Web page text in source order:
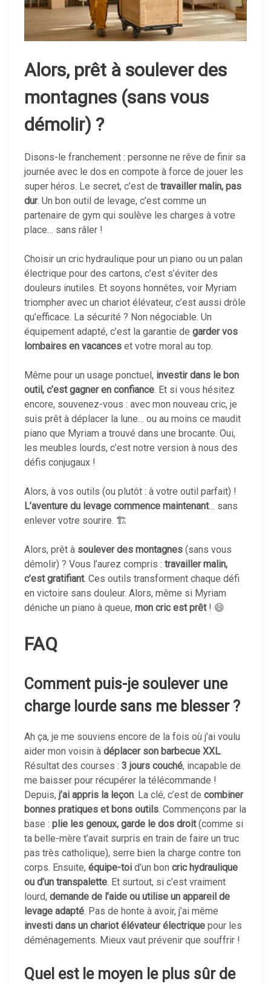
Alors, prêt à soulever des
montagnes (sans vous
démolir) ?
Disons-le franchement : personne ne rêve de finir sa
journée avec le dos en compote à force de jouer les
super héros. Le secret, c’est de travailler malin, pas
dur. Un bon outil de levage, c’est comme un
partenaire de gym qui soulève les charges à votre
place… sans râler !
Choisir un cric hydraulique pour un piano ou un palan
électrique pour des cartons, c’est s’éviter des
douleurs inutiles. Et soyons honnêtes, voir Myriam
triompher avec un chariot élévateur, c’est aussi drôle
qu’efficace. La sécurité ? Non négociable. Un
équipement adapté, c’est la garantie de garder vos
lombaires en vacances et votre moral au top.
Même pour un usage ponctuel, investir dans le bon
outil, c’est gagner en confiance. Et si vous hésitez
encore, souvenez-vous : avec mon nouveau cric, je
suis prêt à déplacer la lune… ou au moins ce maudit
piano que Myriam a trouvé dans une brocante. Oui,
les meubles lourds, c’est notre version à nous des
défis conjugaux !
Alors, à vos outils (ou plutôt : à votre outil parfait) !
L’aventure du levage commence maintenant… sans
enlever votre sourire. 🏗️
Alors, prêt à soulever des montagnes (sans vous
démolir) ? Vous l’aurez compris : travailler malin,
c’est gratifiant. Ces outils transforment chaque défi
en victoire sans douleur. Alors, même si Myriam
déniche un piano à queue, mon cric est prêt! 😄
FAQ
Comment puis-je soulever une
charge lourde sans me blesser ?
Ah ça, je me souviens encore de la fois où j’ai voulu
aider mon voisin à déplacer son barbecue XXL.
Résultat des courses : 3 jours couché, incapable de
me baisser pour récupérer la télécommande !
Depuis, j’ai appris la leçon. La clé, c’est de combiner
bonnes pratiques et bons outils. Commençons par la
base : plie les genoux, garde le dos droit(comme si
ta belle-mère t’avait surpris en train de faire un truc
pas très catholique), serre bien la charge contre ton
corps. Ensuite, équipe-toi d’un bon cric hydraulique
ou d’un transpalette. Et surtout, si c’est vraiment
lourd, demande de l’aide ou utilise un appareil de
levage adapté. Pas de honte à avoir, j’ai même
investi dans un chariot élévateur électrique pour les
déménagements. Mieux vaut prévenir que souffrir !
Quel est le moyen le plus sûr de